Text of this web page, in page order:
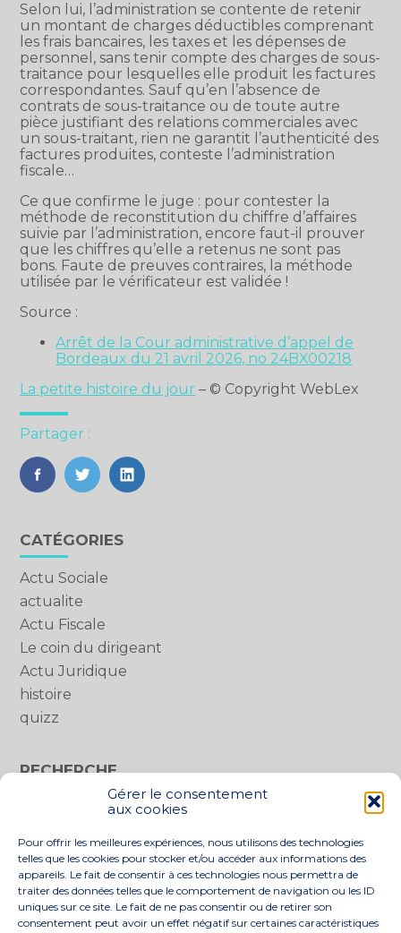
Gérer le consentement
aux cookies
Pour offrir les meilleures expériences, nous utilisons des technologies
telles que les cookies pour stocker et/ou accéder aux informations des
appareils. Le fait de consentir à ces technologies nous permettra de
traiter des données telles que le comportement de navigation ou les ID
uniques sur ce site. Le fait de ne pas consentir ou de retirer son
consentement peut avoir un effet négatif sur certaines caractéristiques
Selon lui, l’administration se contente de retenir
un montant de charges déductibles comprenant
les frais bancaires, les taxes et les dépenses de
personnel, sans tenir compte des charges de sous-
traitance pour lesquelles elle produit les factures
correspondantes. Sauf qu’en l’absence de
contrats de sous-traitance ou de toute autre
pièce justifiant des relations commerciales avec
un sous-traitant, rien ne garantit l’authenticité des
factures produites, conteste l’administration
fiscale…
Ce que confirme le juge : pour contester la
méthode de reconstitution du chiffre d’affaires
suivie par l’administration, encore faut-il prouver
que les chiffres qu’elle a retenus ne sont pas
bons. Faute de preuves contraires, la méthode
utilisée par le vérificateur est validée !
Source :
Arrêt de la Cour administrative d’appel de
Bordeaux du 21 avril 2026, no 24BX00218
La petite histoire du jour – © Copyright WebLex
Partager :
FaceBook
TwitterLinkedIn
Blog
sidebar
CATÉGORIES
Actu Sociale
actualite
Actu Fiscale
Le coin du dirigeant
Actu Juridique
histoire
quizz
RECHERCHE
Rechercher :